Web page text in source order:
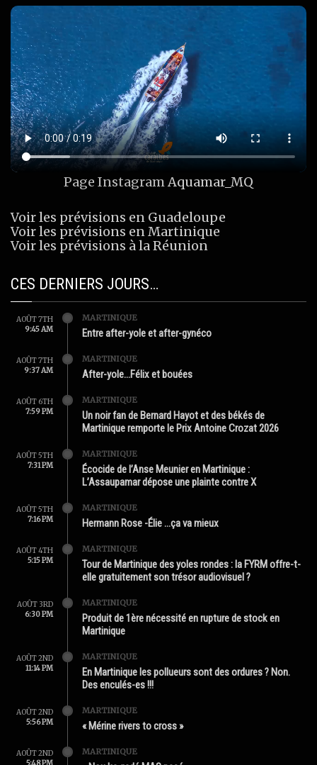
Page InstagramAquamar_MQ
Voir les prévisions en Guadeloupe
Voir les prévisions en Martinique
Voir les prévisions à la Réunion
CES DERNIERS JOURS…
AOÛT 7TH
9:45 AM
MARTINIQUE
Entre after-yole et after-gynéco
AOÛT 7TH
9:37 AM
MARTINIQUE
After-yole…Félix et bouées
AOÛT 6TH
7:59 PM
MARTINIQUE
Un noir fan de Bernard Hayot et des békés de
Martinique remporte le Prix Antoine Crozat 2026
AOÛT 5TH
7:31 PM
MARTINIQUE
Écocide de l’Anse Meunier en Martinique :
L’Assaupamar dépose une plainte contre X
AOÛT 5TH
7:16 PM
MARTINIQUE
Hermann Rose -Élie …ça va mieux
AOÛT 4TH
5:15 PM
MARTINIQUE
Tour de Martinique des yoles rondes : la FYRM offre-t-
elle gratuitement son trésor audiovisuel ?
AOÛT 3RD
6:30 PM
MARTINIQUE
Produit de 1ère nécessité en rupture de stock en
Martinique
AOÛT 2ND
11:14 PM
MARTINIQUE
En Martinique les pollueurs sont des ordures ? Non.
Des enculés-es !!!
AOÛT 2ND
5:56 PM
MARTINIQUE
« Mérine rivers to cross »
AOÛT 2ND
MARTINIQUE